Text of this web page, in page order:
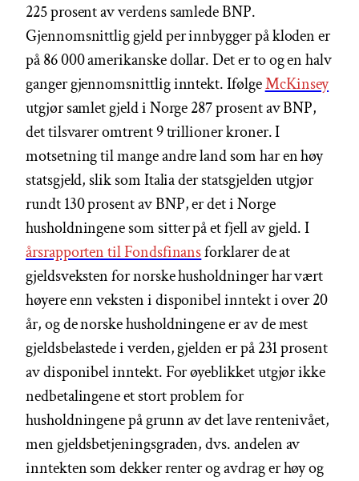
225 prosent av verdens samlede BNP.
Gjennomsnittlig gjeld per innbygger på kloden er
på 86 000 amerikanske dollar. Det er to og en halv
ganger gjennomsnittlig inntekt. IfølgeMcKinsey
utgjør samlet gjeld i Norge 287 prosent av BNP,
det tilsvarer omtrent 9 trillioner kroner. I
motsetning til mange andre land som har en høy
statsgjeld, slik som Italia der statsgjelden utgjør
rundt 130 prosent av BNP, er det i Norge
husholdningene som sitter på et fjell av gjeld. I
årsrapporten til Fondsfinansforklarer de at
gjeldsveksten for norske husholdninger har vært
høyere enn veksten i disponibel inntekt i over 20
år, og de norske husholdningene er av de mest
gjeldsbelastede i verden, gjelden er på 231 prosent
av disponibel inntekt. For øyeblikket utgjør ikke
nedbetalingene et stort problem for
husholdningene på grunn av det lave rentenivået,
men gjeldsbetjeningsgraden, dvs. andelen av
inntekten som dekker renter og avdrag er høy og